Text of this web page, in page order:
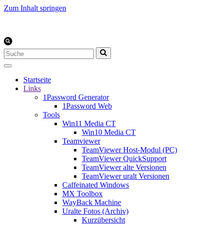
Zum Inhalt springen
Suchen
nach …
Startseite
Links
1Password Generator
1Password Web
Tools
Win11 Media CT
Win10 Media CT
Teamviewer
TeamViewer Host-Modul (PC)
TeamViewer QuickSupport
TeamViewer alte Versionen
TeamViewer uralt Versionen
Caffeinated Windows
MX Toolbox
WayBack Machine
Uralte Fotos (Archiv)
Kurzübersicht